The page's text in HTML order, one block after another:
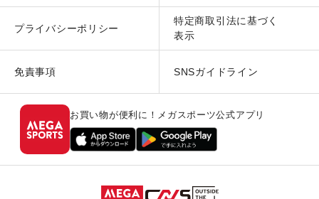
プライバシーポリシー
特定商取引法に基づく
表示
免責事項 SNSガイドライン
お買い物が便利に！メガスポーツ公式アプリ